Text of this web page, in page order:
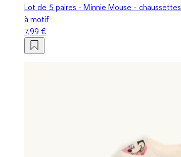
Lot de 5 paires - Minnie Mouse - chaussettes
à motif
7,99 €